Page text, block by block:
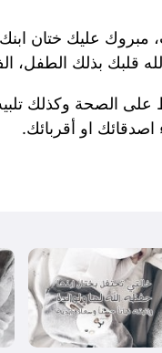
مبروك عليك ختان ابنك
قلبك بذلك الطفل،
الصحة وكذلك
او أقربائك.